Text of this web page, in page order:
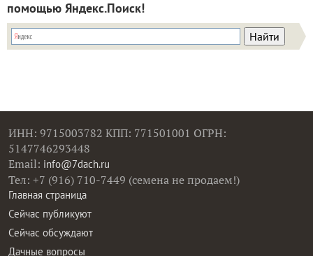
помощью Яндекс.Поиск!
ИНН: 9715003782 КПП: 771501001 ОГРН:
5147746293448
Email: info@7dach.ru
Тел: +7 (916) 710-7449 (семена не продаем!)
Главная страница
Сейчас публикуют
Сейчас обсуждают
Дачные вопросы